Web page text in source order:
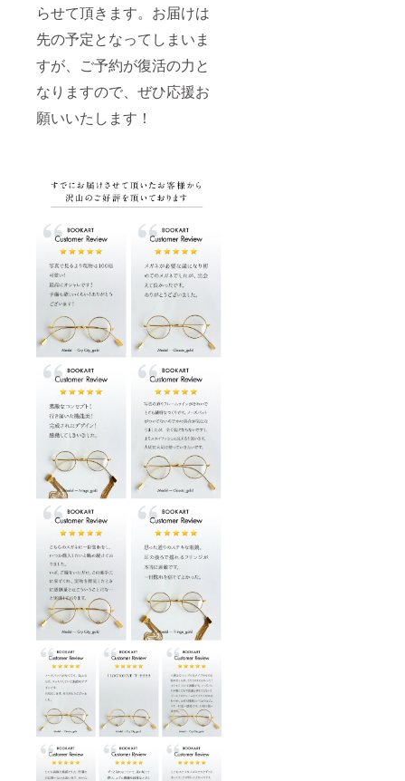
らせて頂きます。お届けは
先の予定となってしまいま
すが、ご予約が復活の力と
なりますので、ぜひ応援お
願いいたします！